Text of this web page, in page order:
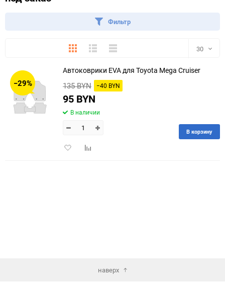
Фильтр
ПлиткаПодробноКомпактно 30
30
150
−29%
Автоковрики EVA для Toyota Mega Cruiser
135 BYN −40 BYN
95 BYN
В наличии
ДобавитьДобавить
В корзину
наверх